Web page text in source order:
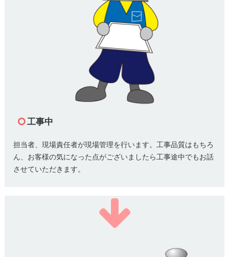
工事中
担当者、現場責任者が現場管理を行います。工事品質はもちろ
ん、お客様の気になった点がございましたら工事途中でもお話
させていただきます。